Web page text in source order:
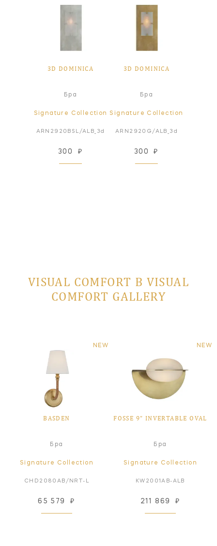
3D DOMINICA
Бра
Signature Collection
ARN2920BSL/ALB_3d
300 ₽
3D DOMINICA
Бра
Signature Collection
ARN2920G/ALB_3d
300 ₽
VISUAL COMFORT В VISUAL
COMFORT GALLERY
NEW
BASDEN
Бра
Signature Collection
CHD2080AB/NRT-L
65 579 ₽
NEW
FOSSE 9" INVERTABLE OVAL
Бра
Signature Collection
KW2001AB-ALB
211 869 ₽